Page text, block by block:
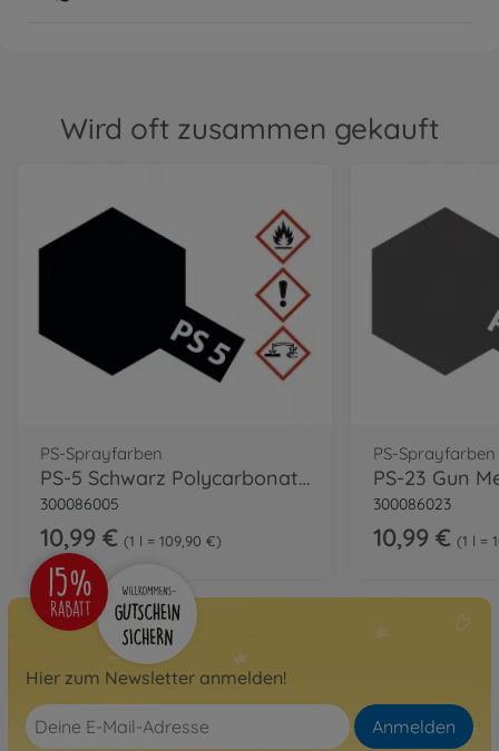
Wird oft zusammen gekauft
PS-Sprayfarben
PS-5 Schwarz Polycarbonat 100ml
300086005
10,99 € 1 l = 109,90 €
PS-Sprayfarben
300086023
10,99 € 1 l =
Hier zum Newsletter anmelden!
Anmelden